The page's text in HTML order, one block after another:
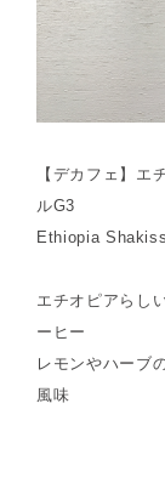
【デカフェ】エ
ルG3
Ethiopia
エチオピアらし
ーヒー
レモンやハーブ
風味